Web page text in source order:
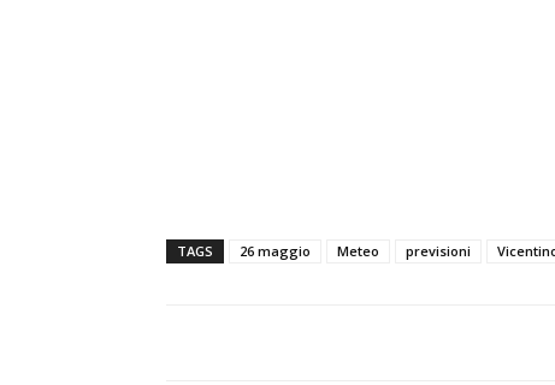
TAGS 26 maggio Meteo previsioni